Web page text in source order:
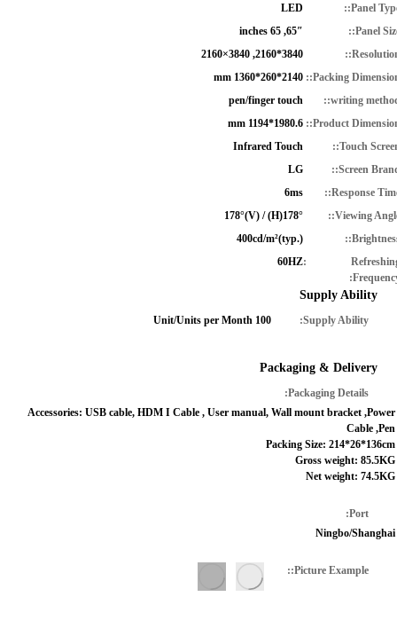
Panel
LED
Panel
65″, 65 inches
3840*2160, 3840×2160
Packing
2140*260*1360 mm
writing
pen/finger touch
Product
1980.6*1194 mm
Touch
Infrared Touch
Screen
LG
Response
6ms
Viewing
178°(H) / 178°(V)
400cd/m²(typ.)
60HZ
Supply Ability
Supply Ability
100 Unit/Units per Month
Packaging & Delivery
Packaging Details
Accessories: USB cable, HDM I Cable , User manual, Wall mount bracket ,Power
Cable ,Pen
Packing Size: 214*26*136cm
Gross weight: 85.5KG
Net weight: 74.5KG
Port
Ningbo/Shanghai
Picture Example: